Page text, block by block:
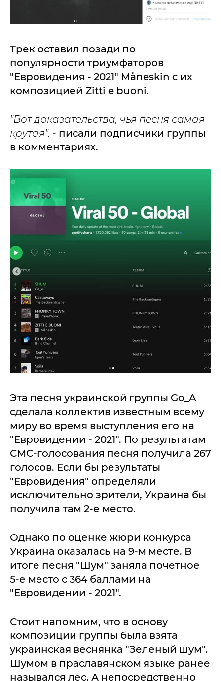
Трек оставил позади по
популярности триумфаторов
"Евровидения - 2021" Måneskin с их
композицией Zitti e buoni.
"Вот доказательства, чья песня самая
крутая", - писали подписчики группы
в комментариях.
Эта песня украинской группы Gо_A
сделала коллектив известным всему
миру во время выступления его на
"Евровидении - 2021". По результатам
СМС-голосования песня получила 267
голосов. Если бы результаты
"Евровидения" определяли
исключительно зрители, Украина бы
получила там 2-е место.
Однако по оценке жюри конкурса
Украина оказалась на 9-м месте. В
итоге песня "Шум" заняла почетное
5-е место с 364 баллами на
"Евровидении - 2021".
Стоит напомним, что в основу
композиции группы была взята
украинская веснянка "Зеленый шум".
Шумом в праславянском языке ранее
назывался лес. А непосредственно